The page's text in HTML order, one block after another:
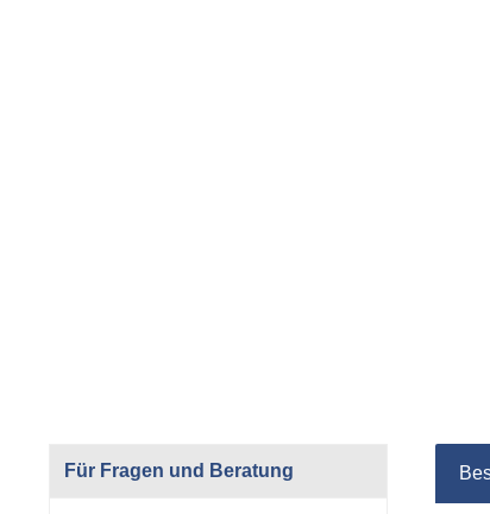
Für Fragen und Beratung